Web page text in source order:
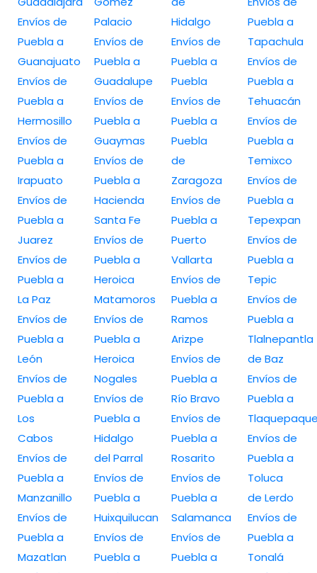
Envíos de
Puebla a
Guanajuato
Envíos de
Puebla a
Hermosillo
Envíos de
Puebla a
Irapuato
Envíos de
Puebla a
Juarez
Envíos de
Puebla a
La Paz
Envíos de
Puebla a
León
Envíos de
Puebla a
Los
Cabos
Envíos de
Puebla a
Manzanillo
Envíos de
Puebla a
Mazatlan
Palacio
Envíos de
Puebla a
Guadalupe
Envíos de
Puebla a
Guaymas
Envíos de
Puebla a
Hacienda
Santa Fe
Envíos de
Puebla a
Heroica
Matamoros
Envíos de
Puebla a
Heroica
Nogales
Envíos de
Puebla a
Hidalgo
del Parral
Envíos de
Puebla a
Huixquilucan
Envíos de
Puebla a
Hidalgo
Envíos de
Puebla a
Puebla
Envíos de
Puebla a
Puebla
de
Zaragoza
Envíos de
Puebla a
Puerto
Vallarta
Envíos de
Puebla a
Ramos
Arizpe
Envíos de
Puebla a
Río Bravo
Envíos de
Puebla a
Rosarito
Envíos de
Puebla a
Salamanca
Envíos de
Puebla a
Puebla a
Tapachula
Envíos de
Puebla a
Tehuacán
Envíos de
Puebla a
Temixco
Envíos de
Puebla a
Tepexpan
Envíos de
Puebla a
Tepic
Envíos de
Puebla a
Tlalnepantla
de Baz
Envíos de
Puebla a
Envíos de
Puebla a
Toluca
de Lerdo
Envíos de
Puebla a
Tonalá